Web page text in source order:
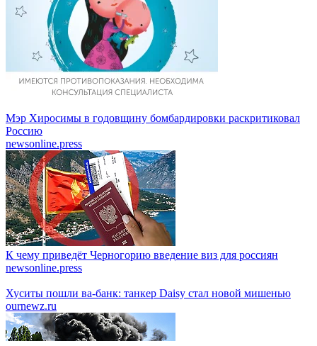
Мэр Хиросимы в годовщину бомбардировки раскритиковал
Россию
newsonline.press
К чему приведёт Черногорию введение виз для россиян
newsonline.press
Хуситы пошли ва-банк: танкер Daisy стал новой мишенью
ournewz.ru